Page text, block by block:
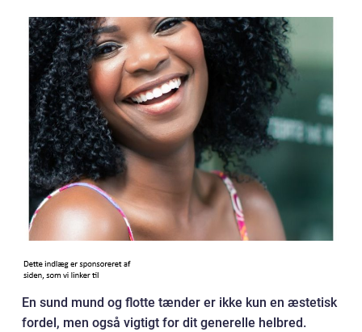
En sund mund og flotte tænder er ikke kun en æstetisk
fordel, men også vigtigt for dit generelle helbred.